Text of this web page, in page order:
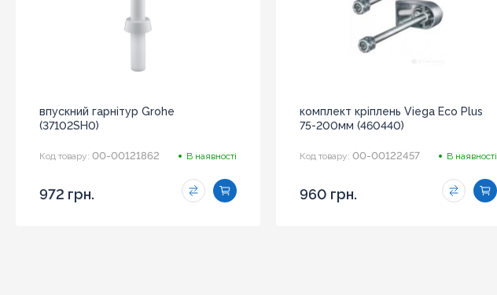
впускний гарнітур Grohe
(37102SH0)
Код товару: 00-00121862 В наявності
972 грн.
комплект кріплень Viega Eco Plus
75-200мм (460440)
Код товару: 00-00122457 В наявності
960 грн.